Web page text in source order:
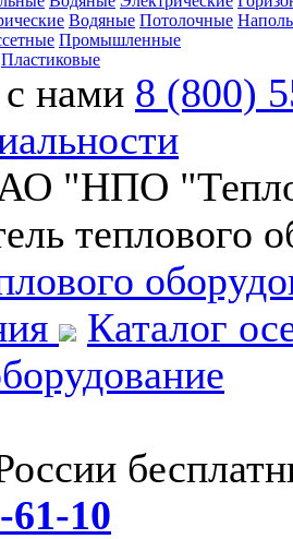
Водяные Потолочные
Промышленные
Пластиковые
нами 8 (800)
АО "НПО
теплового
Каталог
61-10